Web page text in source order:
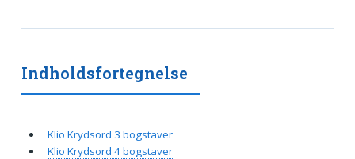
Indholdsfortegnelse
Klio Krydsord 3 bogstaver
Klio Krydsord 4 bogstaver